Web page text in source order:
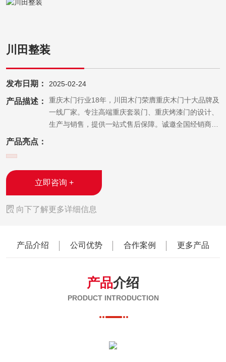
川田整装
发布日期： 2025-02-24
产品描述：深耕重庆木门行业18年，川田木门荣膺重庆木门十大品牌及
一线厂家。专注高端重庆套装门、重庆烤漆门的设计、
生产与销售，提供一站式售后保障。诚邀全国经销商加
产品亮点：
立即咨询 +
 向下了解更多详细信息
产品介绍 公司优势 合作案例 更多产品
产品介绍
PRODUCT INTRODUCTION